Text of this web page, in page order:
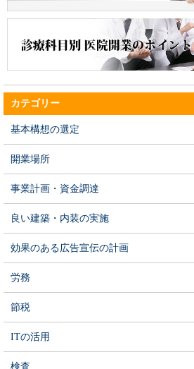
カテゴリー
基本構想の選定
開業場所
事業計画・資金調達
良い建築・内装の実施
効果のある広告宣伝の計画
労務
節税
ITの活用
検査